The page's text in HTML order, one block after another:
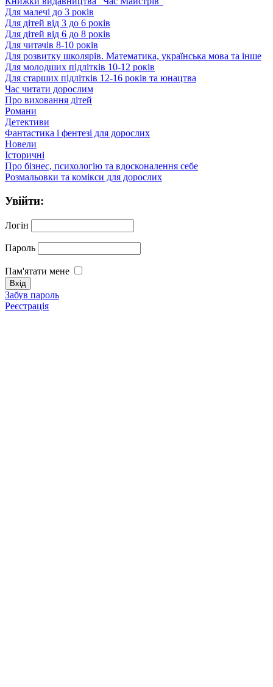
Для малечі до 3 років
Для дітей від 3 до 6 років
Для дітей від 6 до 8 років
Для читачів 8-10 років
Для розвитку школярів. Математика, українська мова та інше
Для молодших підлітків 10-12 років
Для старших підлітків 12-16 років та юнацтва
Час читати дорослим
Про виховання дітей
Романи
Детективи
Фантастика і фентезі для дорослих
Новели
Історичні
Про бізнес, психологію та вдосконалення себе
Розмальовки та комікси для дорослих
Увійти:
Логін
Пароль
Пам'ятати мене
Забув пароль
Реєстрація